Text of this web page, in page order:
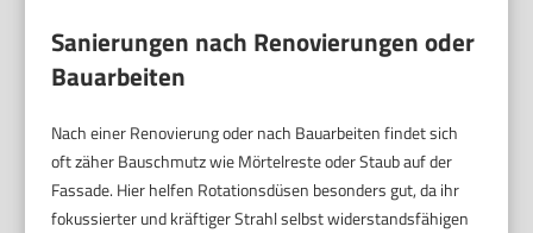
Sanierungen nach Renovierungen oder
Bauarbeiten
Nach einer Renovierung oder nach Bauarbeiten findet sich
oft zäher Bauschmutz wie Mörtelreste oder Staub auf der
Fassade. Hier helfen Rotationsdüsen besonders gut, da ihr
fokussierter und kräftiger Strahl selbst widerstandsfähigen